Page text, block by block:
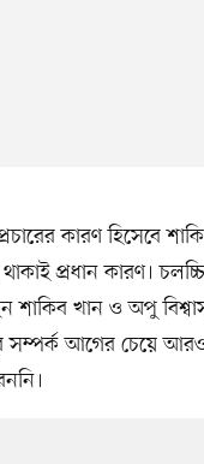
কারণ হিসেবে
প্রধান কারণ।
শাকিব খান ও অপু
সম্পর্ক আগের চেয়ে